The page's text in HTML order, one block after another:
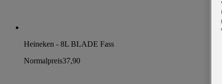
Heineken - 8L BLADE Fass
Normalpreis37,90